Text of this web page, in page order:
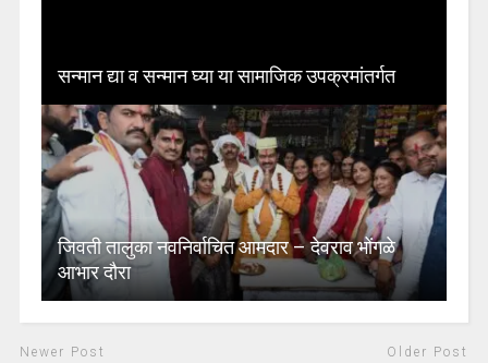
सन्मान द्या व सन्मान घ्या या सामाजिक उपक्रमांतर्गत
जिवती तालुका नवनिर्वाचित आमदार – देवराव भोंगळे
आभार दौरा
Newer Post Older Post